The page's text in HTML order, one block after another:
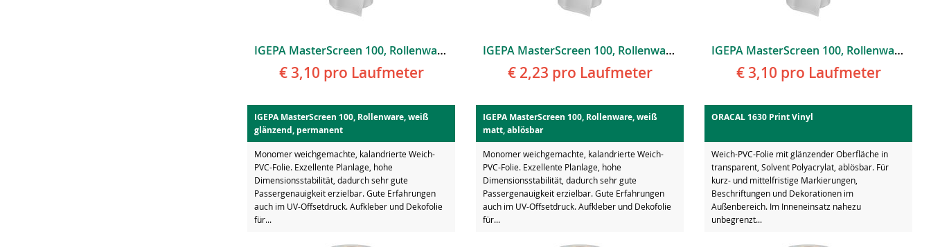
IGEPA MasterScreen 100, Rollenware, Weiß Glänzend, Ablösbar
€ 3,10 pro Laufmeter
IGEPA MasterScreen 100, Rollenware, Weiß Glänzend, Permanent
€ 2,23 pro Laufmeter
IGEPA MasterScreen 100, Rollenware, Weiß Glänzend, Permanent
€ 3,10 pro Laufmeter
IGEPA MasterScreen 100, Rollenware, weiß
glänzend, permanent
Monomer weichgemachte, kalandrierte Weich-
PVC-Folie. Exzellente Planlage, hohe
Dimensionsstabilität, dadurch sehr gute
Passergenauigkeit erzielbar. Gute Erfahrungen
auch im UV-Offsetdruck. Aufkleber und Dekofolie
für...
IGEPA MasterScreen 100, Rollenware, weiß
matt, ablösbar
Monomer weichgemachte, kalandrierte Weich-
PVC-Folie. Exzellente Planlage, hohe
Dimensionsstabilität, dadurch sehr gute
Passergenauigkeit erzielbar. Gute Erfahrungen
auch im UV-Offsetdruck. Aufkleber und Dekofolie
für...
ORACAL 1630 Print Vinyl
Weich-PVC-Folie mit glänzender Oberfläche in
transparent, Solvent Polyacrylat, ablösbar. Für
kurz- und mittelfristige Markierungen,
Beschriftungen und Dekorationen im
Außenbereich. Im Inneneinsatz nahezu
unbegrenzt...